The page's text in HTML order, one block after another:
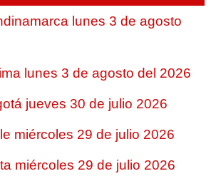
lunes 3 de agosto
lunes 3 de agosto del 2026
jueves 30 de julio 2026
miércoles 29 de julio 2026
miércoles 29 de julio 2026